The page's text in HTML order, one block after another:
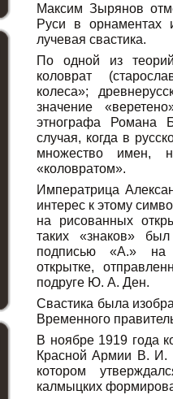
Максим Зырянов
Руси в
лучевая свастика.
По одной из
коловрат
колеса»;
значение
этнографа Романа
случая, когда в
множество имен,
«коловратом».
Императрица
интерес к этому
на рисованных
таких «знаков»
подписью «А.» на
открытке,
подруге Ю. А. Ден.
Свастика была
Временного
В ноябре 1919 года
Красной Армии В.
котором
калмыцких